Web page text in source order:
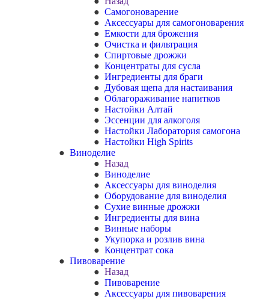
Самогоноварение
Аксессуары для самогоноварения
Емкости для брожения
Очистка и фильтрация
Спиртовые дрожжи
Концентраты для сусла
Ингредиенты для браги
Дубовая щепа для настаивания
Облагораживание напитков
Настойки Алтай
Эссенции для алкоголя
Настойки Лаборатория самогона
Настойки High Spirits
Виноделие
Назад
Виноделие
Аксессуары для виноделия
Оборудование для виноделия
Сухие винные дрожжи
Ингредиенты для вина
Винные наборы
Укупорка и розлив вина
Концентрат сока
Пивоварение
Назад
Пивоварение
Аксессуары для пивоварения